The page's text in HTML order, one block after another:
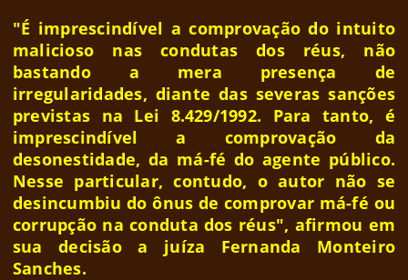
"É imprescindível a comprovação do intuito
malicioso nas condutas dos réus, não
bastando a mera presença de
irregularidades, diante das severas sanções
previstas na Lei 8.429/1992. Para tanto, é
imprescindível a comprovação da
desonestidade, da má-fé do agente público.
Nesse particular, contudo, o autor não se
desincumbiu do ônus de comprovar má-fé ou
corrupção na conduta dos réus", afirmou em
sua decisão a juíza Fernanda Monteiro
Sanches.